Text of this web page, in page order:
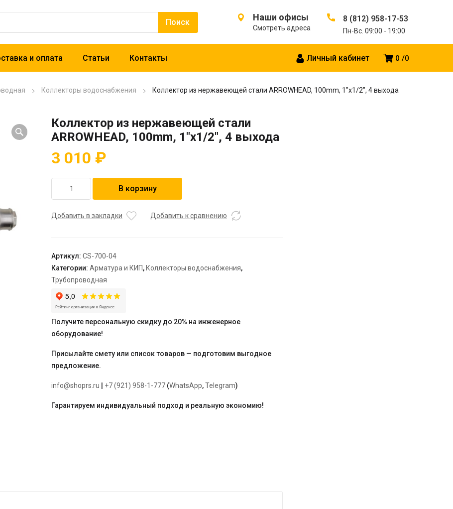
Наши офисы
Смотреть адреса
8 (812) 958-17-53
Пн-Вс. 09:00 - 19:00
0 0
Личный кабинет
и оплата Статьи Контакты
Коллекторы водоснабжения Коллектор из нержавеющей стали ARROWHEAD, 100mm, 1″x1/2″, 4 выхода
Коллектор из нержавеющей стали
ARROWHEAD, 100mm, 1″x1/2″, 4 выхода
3 010 ₽
товара
из
100mm,
1"x1/2",
4
выхода
В корзину
Добавить в закладки Добавить к сравнению
Артикул: CS-700-04
Категории: Арматура и КИП, Коллекторы водоснабжения,
Трубопроводная
Получите персональную скидку до 20% на инженерное
оборудование!
Присылайте смету или список товаров — подготовим выгодное
предложение.
info@shoprs.ru +7 (921) 958-1-777 (WhatsApp,Telegram)
Гарантируем индивидуальный подход и реальную экономию!